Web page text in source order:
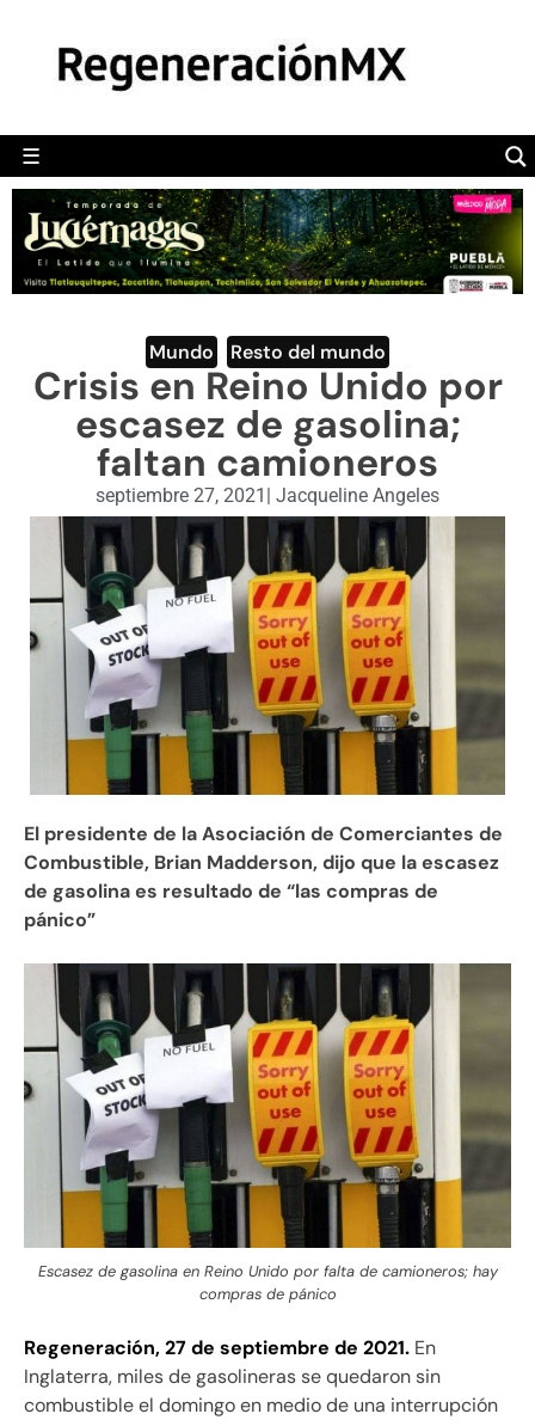
☰
POLÍTICA
CAMALEÓN
OPINIÓN
DEPORTES
ENGLISH SECTION
VIDEOS
Mundo Resto del mundo
Crisis en Reino Unido por
escasez de gasolina;
faltan camioneros
septiembre 27, 2021 | Jacqueline Angeles
El presidente de la Asociación de Comerciantes de
Combustible, Brian Madderson, dijo que la escasez
de gasolina es resultado de “las compras de
pánico”
Escasez de gasolina en Reino Unido por falta de camioneros; hay
compras de pánico
Regeneración, 27 de septiembre de 2021. En
Inglaterra, miles de gasolineras se quedaron sin
combustible el domingo en medio de una interrupción